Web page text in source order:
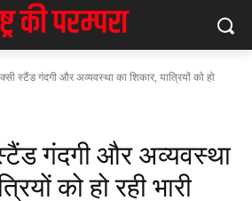
स्टैंड गंदगी और अव्यवस्था का शिकार, यात्रियों को हो
गंदगी और अव्यवस्था
को हो रही भारी